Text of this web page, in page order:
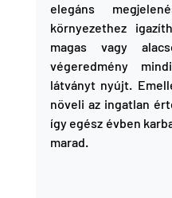
elegáns
környezethez
magas vagy
végeredmény
látványt nyújt.
növeli az ingatlan
így egész évben
marad.